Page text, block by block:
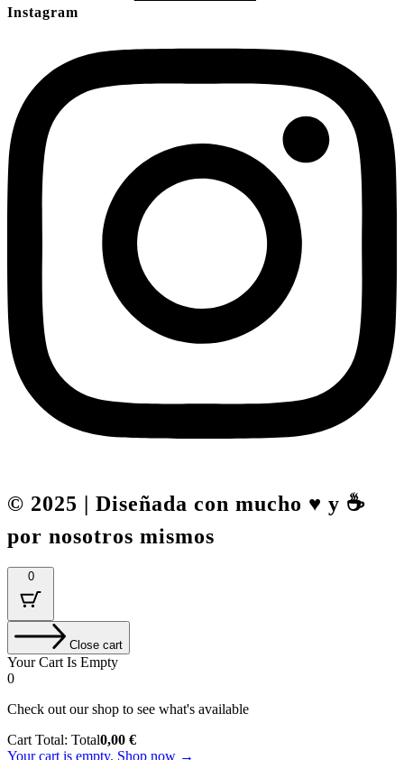
Instagram
© 2025 | Diseñada con mucho ♥️ y ☕
por nosotros mismos
0
Close cart
Your Cart Is Empty
0
Check out our shop to see what's available
Cart Total: Total0,00 €
Your cart is empty. Shop now →